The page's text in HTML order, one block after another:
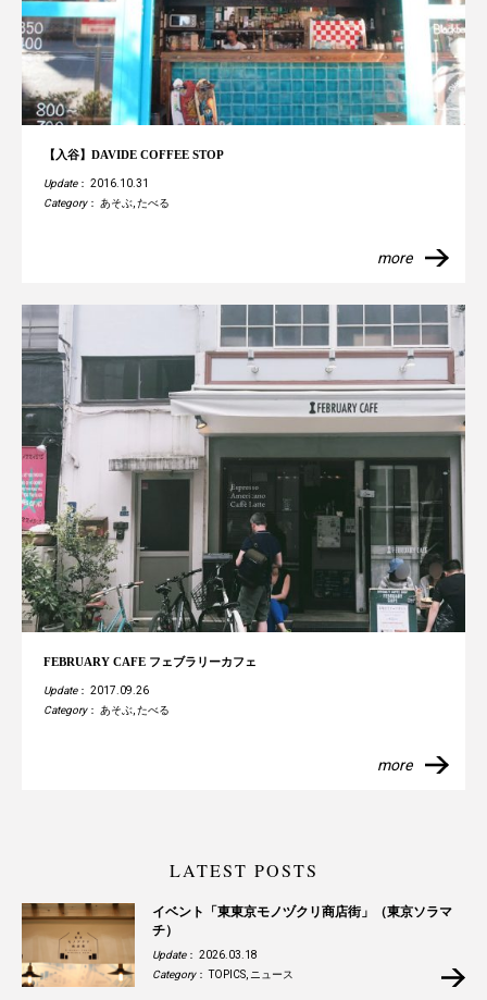
【入谷】DAVIDE COFFEE STOP
Update： 2016.10.31
Category： あそぶ たべる
more
FEBRUARY CAFE フェブラリーカフェ
Update： 2017.09.26
Category： あそぶ たべる
more
LATEST POSTS
イベント「東東京モノヅクリ商店街」（東京ソラマ
チ）
Update： 2026.03.18
Category：TOPICS ニュース